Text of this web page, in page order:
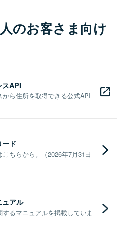
のお客さま向け
スAPI
ら住所を取得できる公式API
ード
ちらから。（2026年7月31日
ュアル
るマニュアルを掲載していま